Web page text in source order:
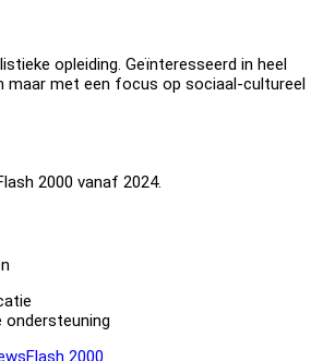
opleiding. Geïnteresseerd in heel
maar met een focus op sociaal-cultureel
2000 vanaf 2024.
ondersteuning
2000